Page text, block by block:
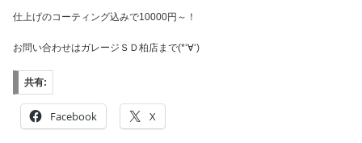
仕上げのコーティング込みで10000円～！
お問い合わせはガレージＳＤ柏店まで(*‘∀‘)
共有:
Facebook X